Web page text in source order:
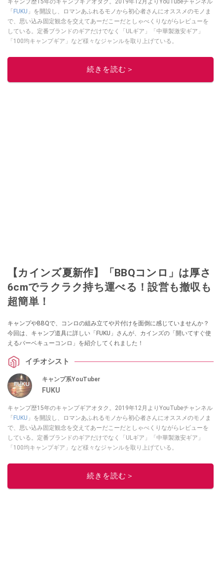
「FUKU 」を開設し、ロマンあふれるモノから初心者さんにオススメのモノま
で、思い込み固定観念を交えてあーだこーだとしゃべくりながらレビューを
している。定番ブランドのギアだけでなく「ULギア」「中華製激安ギア」
「100均キャンプギア」など様々なジャンルを取り上げている。
このイチオシストの他の記事を読む
続きを読む＞
【カインズ夏新作】「BBQコンロ」は厚さ
6cmでラクラク持ち運べる！設営も撤収も
超簡単！
キャンプやBBQで、コンロの組み立てや片付けを面倒に感じていませんか？
今回は、キャンプ道具に詳しい「FUKU」さんが、カインズの「開いてすぐ使
えるバーベキューコンロ」を紹介してくれました！
イチオシスト
キャンプ系YouTuber
FUKU
キャンプ歴15年のキャンプギアオタク。2019年12月よりYouTubeチャンネル
「FUKU 」を開設し、ロマンあふれるモノから初心者さんにオススメのモノま
で、思い込み固定観念を交えてあーだこーだとしゃべくりながらレビューを
している。定番ブランドのギアだけでなく「ULギア」「中華製激安ギア」
「100均キャンプギア」など様々なジャンルを取り上げている。
このイチオシストの他の記事を読む
続きを読む＞